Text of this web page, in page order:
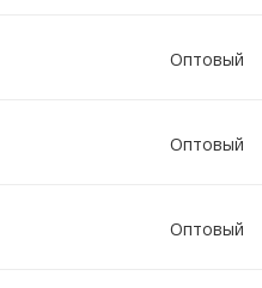
Оптовый
Оптовый
Оптовый